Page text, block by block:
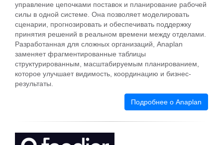
управление цепочками поставок и планирование рабочей
силы в одной системе. Она позволяет моделировать
сценарии, прогнозировать и обеспечивать поддержку
принятия решений в реальном времени между отделами.
Разработанная для сложных организаций, Anaplan
заменяет фрагментированные таблицы
структурированным, масштабируемым планированием,
которое улучшает видимость, координацию и бизнес-
результаты.
Подробнее о Anaplan